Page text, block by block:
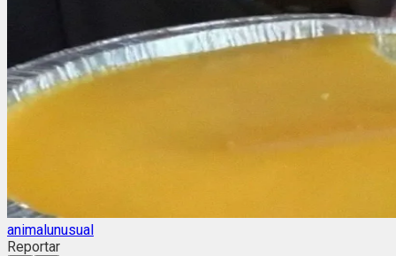
animalunusual
Reportar